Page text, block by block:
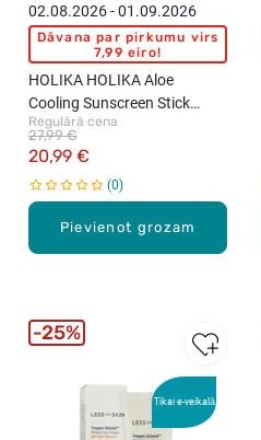
Pievienot grozam
02.08.2026 - 01.09.2026
Dāvana par pirkumu virs
7,99 eiro!
HOLIKA HOLIKA Aloe
Cooling Sunscreen Stick
SPF50+ saules aizsargkrēma
zīmulis, 23g
Regulārā cena
20,99 €
27,99 €
0
Tikai e-veikalā
25%